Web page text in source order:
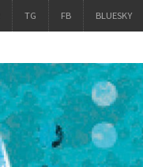
TG FB BLUESKY